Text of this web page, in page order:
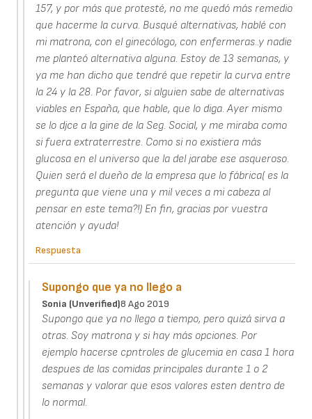
157, y por más que protesté, no me quedó más remedio
que hacerme la curva. Busqué alternativas, hablé con
mi matrona, con el ginecólogo, con enfermeras..y nadie
me planteó alternativa alguna. Estoy de 13 semanas, y
ya me han dicho que tendré que repetir la curva entre
la 24 y la 28. Por favor, si alguien sabe de alternativas
viables en España, que hable, que lo diga. Ayer mismo
se lo djce a la gine de la Seg. Social, y me miraba como
si fuera extraterrestre. Como si no existiera más
glucosa en el universo que la del jarabe ese asqueroso.
Quien será el dueño de la empresa que lo fábrica( es la
pregunta que viene una y mil veces a mi cabeza al
pensar en este tema?!) En fin, gracias por vuestra
atención y ayuda!
Respuesta
Supongo que ya no llego a
Sonia (unverified)8 Ago 2019
Supongo que ya no llego a tiempo, pero quizá sirva a
otras. Soy matrona y si hay más opciones. Por
ejemplo hacerse cpntroles de glucemia en casa 1 hora
despues de las comidas principales durante 1 o 2
semanas y valorar que esos valores esten dentro de
lo normal.